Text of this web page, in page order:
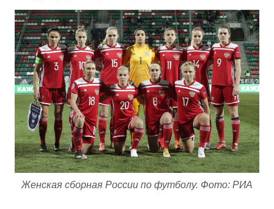
Женская сборная России по футболу. Фото: РИА